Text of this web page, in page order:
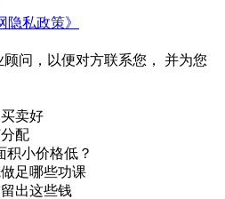
隐私政策》
问，以便对方联系您， 并为您
卖好
配
积小价格低？
足哪些功课
出这些钱